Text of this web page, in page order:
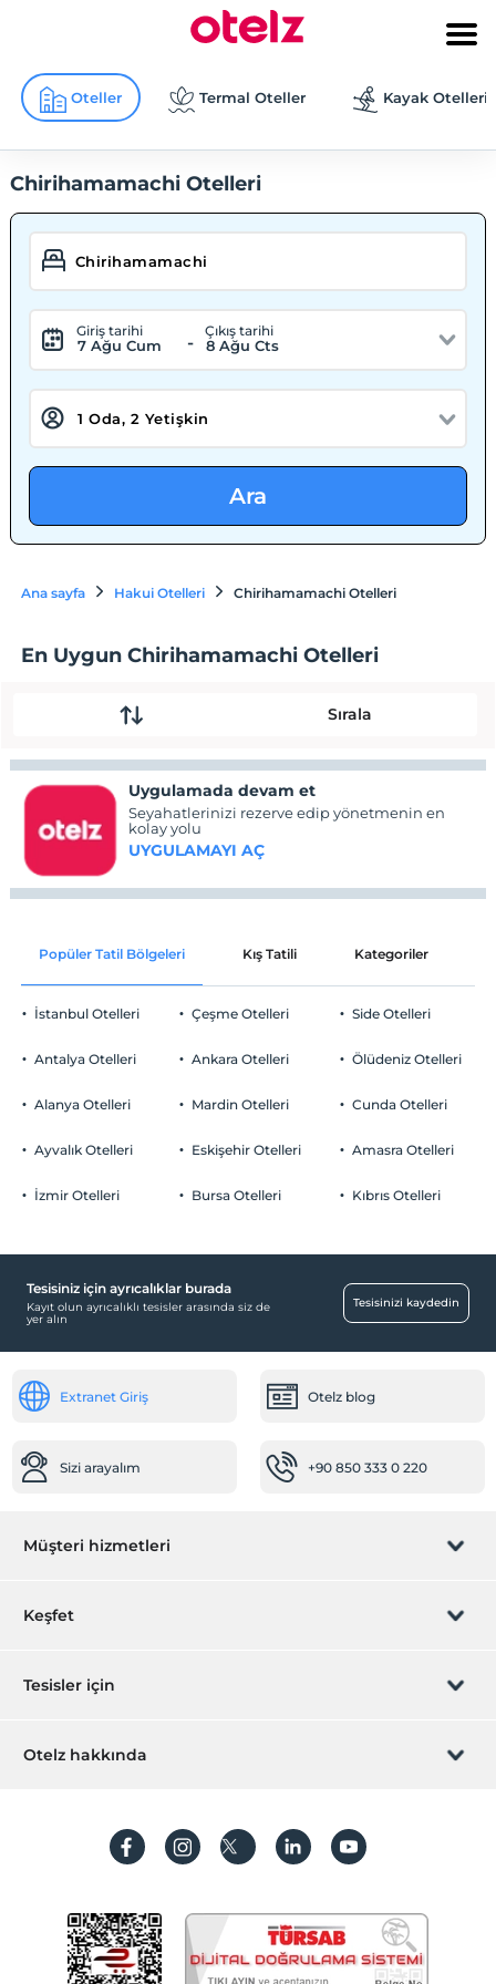
Oteller Termal Oteller Kayak Otelleri
Chirihamamachi Otelleri
Giriş tarihi
7 Ağu Cum -
Çıkış tarihi
8 Ağu Cts
Ara
Ana sayfa Hakui Otelleri Chirihamamachi Otelleri
En Uygun Chirihamamachi Otelleri
Sırala
Uygulamada devam et
Seyahatlerinizi rezerve edip yönetmenin en
kolay yolu
UYGULAMAYI AÇ
Popüler Tatil Bölgeleri Kış Tatili Kategoriler
İstanbul Otelleri
Antalya Otelleri
Alanya Otelleri
Ayvalık Otelleri
İzmir Otelleri
Çeşme Otelleri
Ankara Otelleri
Mardin Otelleri
Eskişehir Otelleri
Bursa Otelleri
Side Otelleri
Ölüdeniz Otelleri
Cunda Otelleri
Amasra Otelleri
Kıbrıs Otelleri
Tesisiniz için ayrıcalıklar burada
Kayıt olun ayrıcalıklı tesisler arasında siz de
yer alın
Tesisinizi kaydedin
Extranet Giriş Otelz blog
Sizi arayalım +90 850 333 0 220
Müşteri hizmetleri
Rezervasyon yönet
Sıkça sorulan sorular
İşlem rehberi
Keşfet
Hediye Kart
Hesap oluştur
Tesisler için
Hemen tesisinizi ekleyin
Otelz hakkında
Koşullar ve şartlar